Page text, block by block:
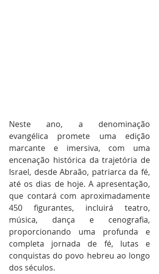
Neste ano, a denominação
evangélica promete uma edição
marcante e imersiva, com uma
encenação histórica da trajetória de
Israel, desde Abraão, patriarca da fé,
até os dias de hoje. A apresentação,
que contará com aproximadamente
450 figurantes, incluirá teatro,
música, dança e cenografia,
proporcionando uma profunda e
completa jornada de fé, lutas e
conquistas do povo hebreu ao longo
dos séculos.